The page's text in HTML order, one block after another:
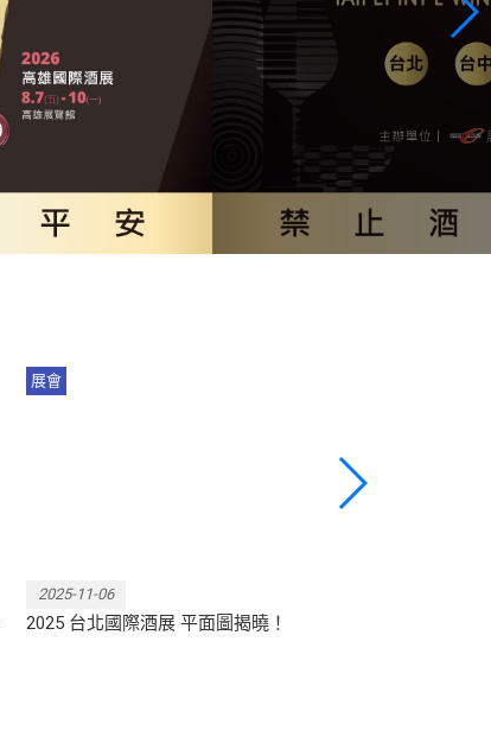
11/14(五)-17(一)於「南港2館」
展會
2025-11-06
2025 台北國際酒展 平面圖揭曉！